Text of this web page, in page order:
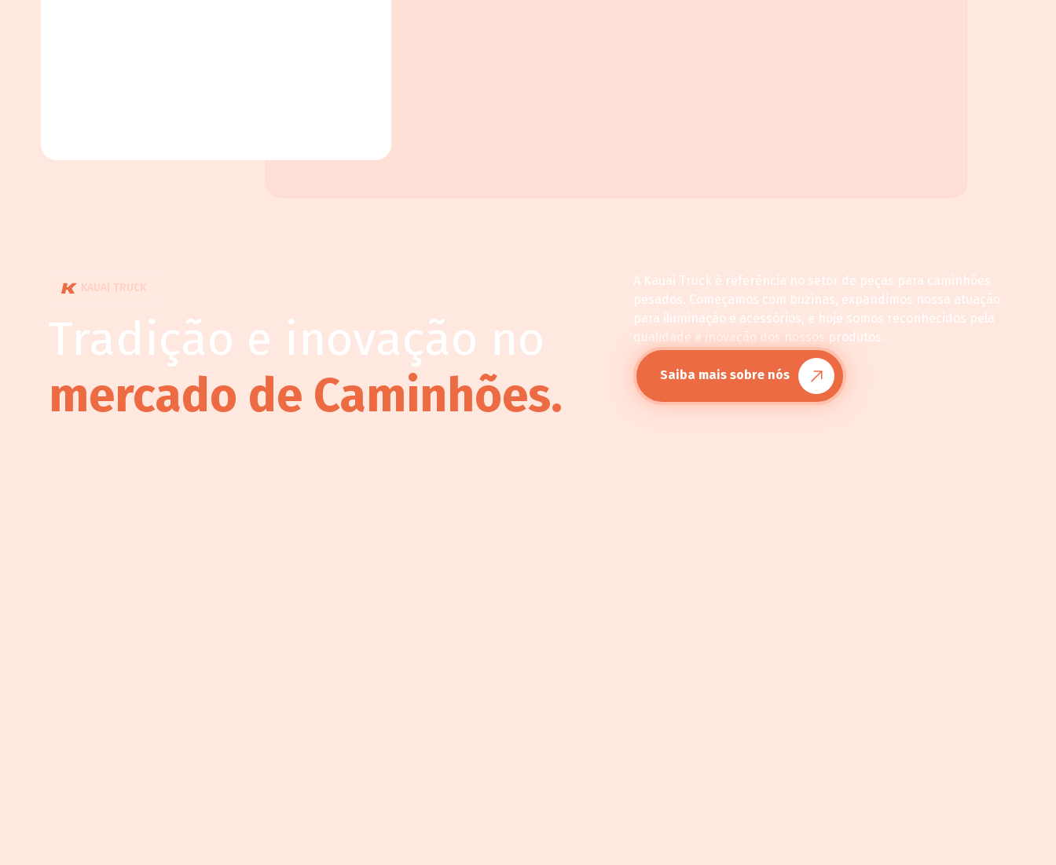
KAUAI TRUCK
Tradição e inovação no
mercado de Caminhões.
A Kauai Truck é referência no setor de peças para caminhões
pesados. Começamos com buzinas, expandimos nossa atuação
para iluminação e acessórios, e hoje somos reconhecidos pela
qualidade e inovação dos nossos produtos.
Saiba mais sobre nós